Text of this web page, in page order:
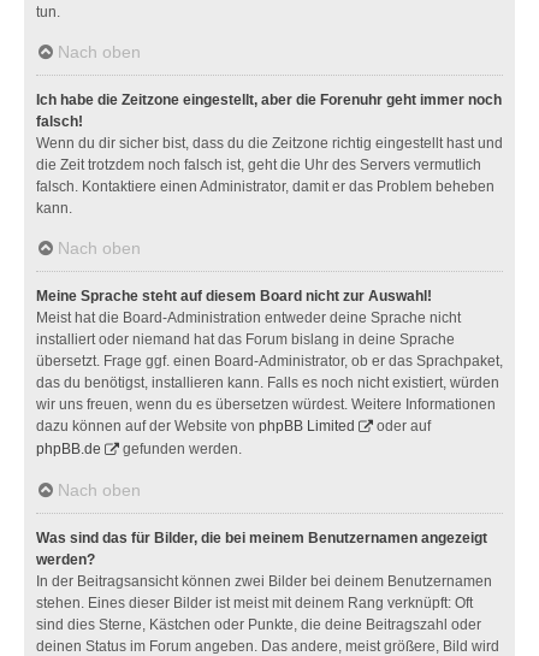
tun.
Nach oben
Ich habe die Zeitzone eingestellt, aber die Forenuhr geht immer noch
falsch!
Wenn du dir sicher bist, dass du die Zeitzone richtig eingestellt hast und
die Zeit trotzdem noch falsch ist, geht die Uhr des Servers vermutlich
falsch. Kontaktiere einen Administrator, damit er das Problem beheben
kann.
Nach oben
Meine Sprache steht auf diesem Board nicht zur Auswahl!
Meist hat die Board-Administration entweder deine Sprache nicht
installiert oder niemand hat das Forum bislang in deine Sprache
übersetzt. Frage ggf. einen Board-Administrator, ob er das Sprachpaket,
das du benötigst, installieren kann. Falls es noch nicht existiert, würden
wir uns freuen, wenn du es übersetzen würdest. Weitere Informationen
dazu können auf der Website von phpBB Limited
oder auf
phpBB.de
gefunden werden.
Nach oben
Was sind das für Bilder, die bei meinem Benutzernamen angezeigt
werden?
In der Beitragsansicht können zwei Bilder bei deinem Benutzernamen
stehen. Eines dieser Bilder ist meist mit deinem Rang verknüpft: Oft
sind dies Sterne, Kästchen oder Punkte, die deine Beitragszahl oder
deinen Status im Forum angeben. Das andere, meist größere, Bild wird